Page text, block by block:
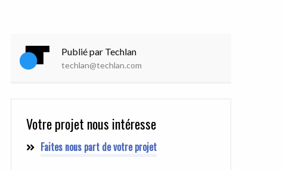
Publié par Techlan
techlan@techlan.com
Votre projet nous intéresse
Faites nous part de votre projet